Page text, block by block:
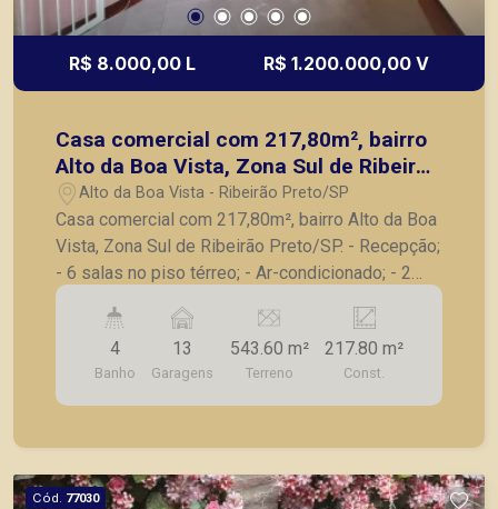
R$ 8.000,00 L R$ 1.200.000,00 V
Casa comercial com 217,80m², bairro
Alto da Boa Vista, Zona Sul de Ribeirão
Preto/SP.
Alto da Boa Vista - Ribeirão Preto/SP
Casa comercial com 217,80m², bairro Alto da Boa
Vista, Zona Sul de Ribeirão Preto/SP. - Recepção;
- 6 salas no piso térreo; - Ar-condicionado; - 2
lavabos; - 04 salas, sendo 01 com banheiro
privativo; - Copa; - 06 vagas recuadas para
estacionamento; - Excelente localização em
avenida de grande fluxo. Também temos imóveis
no Nova Aliança, Jardim Botânico, Jardim Canadá,
localizados na Zona Sul.
4
Banho
13
Garagens
543.60 m²
Terreno
217.80 m²
Const.
Cód. 77030